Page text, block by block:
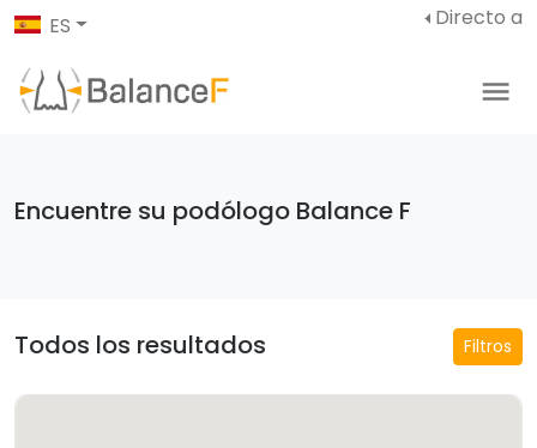
ES Directo a
Encuentre su podólogo Balance F
Todos los resultados Filtros